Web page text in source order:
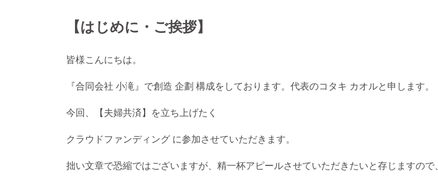
【はじめに・ご挨拶】
皆様こんにちは。
『合同会社 小滝』で創造 企劃 構成をしております。代表のコタキ カオルと申します。
今回、【夫婦共済】を立ち上げたく
クラウドファンディング に参加させていただきます。
拙い文章で恐縮ではございますが、精一杯アピールさせていただきたいと存じますので、